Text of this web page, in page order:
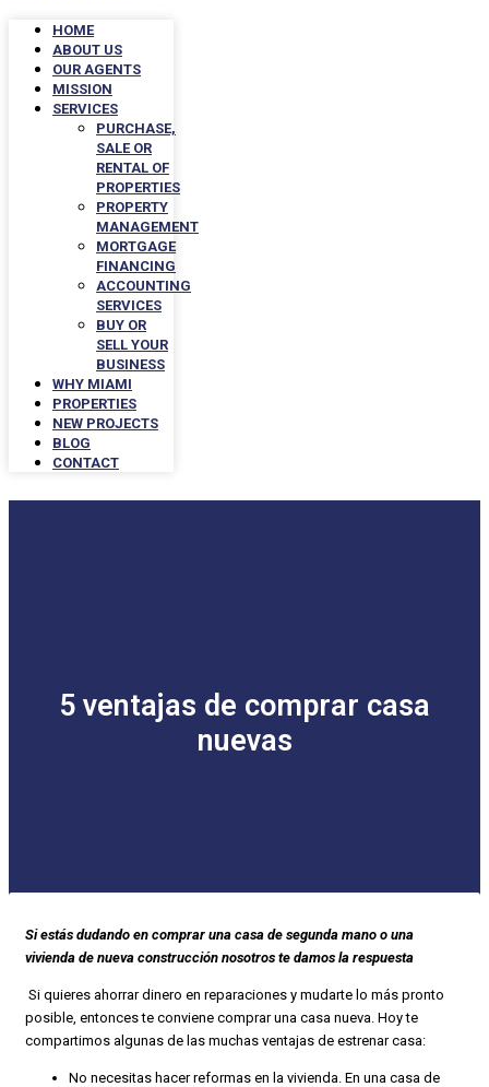
HOME
ABOUT US
OUR AGENTS
MISSION
SERVICES
PURCHASE,
SALE OR
RENTAL OF
PROPERTIES
PROPERTY
MANAGEMENT
MORTGAGE
FINANCING
ACCOUNTING
SERVICES
BUY OR
SELL YOUR
BUSINESS
WHY MIAMI
PROPERTIES
NEW PROJECTS
BLOG
CONTACT
5 ventajas de comprar casa
nuevas
Si estás dudando en comprar una casa de segunda mano o una
vivienda de nueva construcción nosotros te damos la respuesta
Si quieres ahorrar dinero en reparaciones y mudarte lo más pronto
posible, entonces te conviene comprar una casa nueva. Hoy te
compartimos algunas de las muchas ventajas de estrenar casa:
No necesitas hacer reformas en la vivienda. En una casa de